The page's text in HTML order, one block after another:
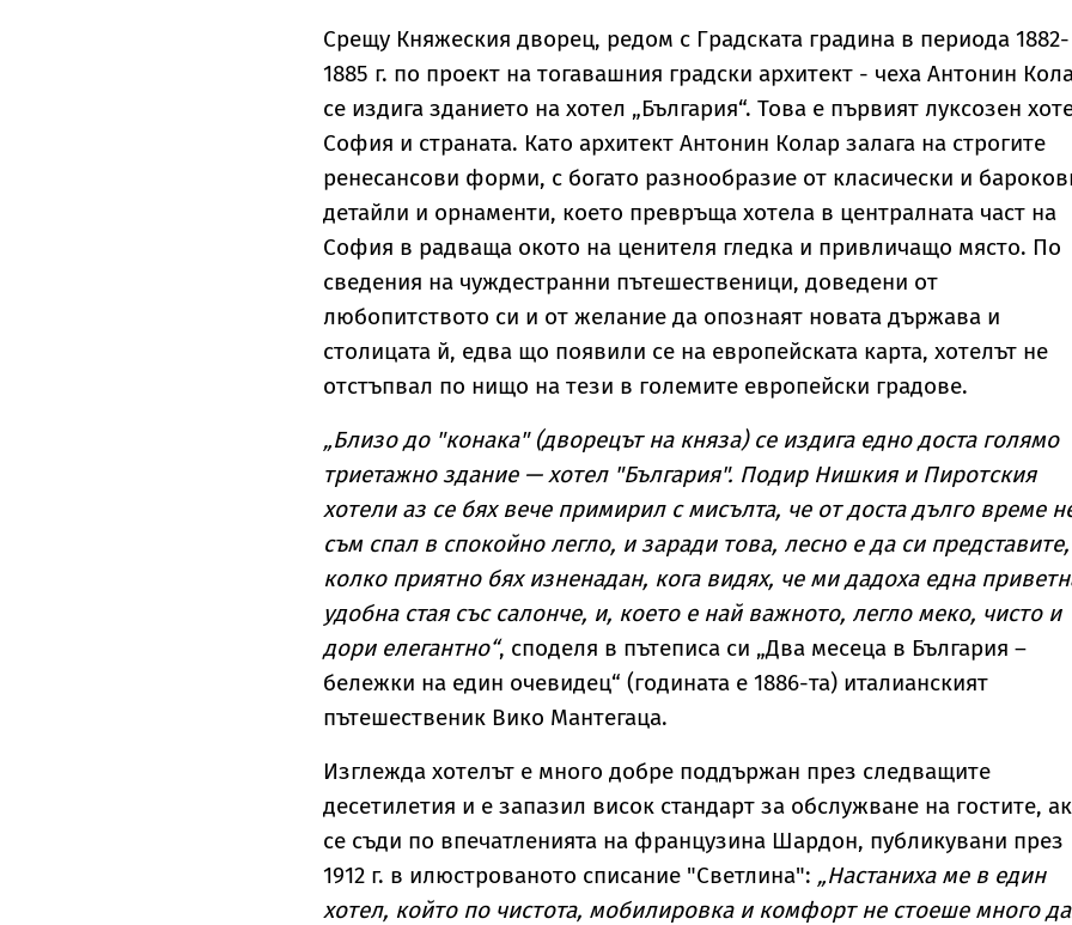
Срещу Княжеския дворец, редом с Градската градина в периода 1882-
1885 г. по проект на тогавашния градски архитект - чеха Антонин
се издига зданието на хотел „България“. Това е първият луксозен
София и страната. Като архитект Антонин Колар залага на строгите
ренесансови форми, с богато разнообразие от класически и
детайли и орнаменти, което превръща хотела в централната част на
София в радваща окото на ценителя гледка и привличащо място. По
сведения на чуждестранни пътешественици, доведени от
любопитството си и от желание да опознаят новата държава и
столицата й, едва що появили се на европейската карта, хотелът не
отстъпвал по нищо на тези в големите европейски градове.
„Близо до "конака" (дворецът на княза) се издига едно доста голямо
триетажно здание — хотел "България". Подир Нишкия и Пиротския
хотели аз се бях вече примирил с мисълта, че от доста дълго време
съм спал в спокойно легло, и заради това, лесно е да си представите,
колко приятно бях изненадан, кога видях, че ми дадоха една
удобна стая със салонче, и, което е най важното, легло меко, чисто и
дори елегантно“, споделя в пътеписа си „Два месеца в България –
бележки на един очевидец“ (годината е 1886-та) италианският
пътешественик Вико Мантегаца.
Изглежда хотелът е много добре поддържан през следващите
десетилетия и е запазил висок стандарт за обслужване на гостите,
се съди по впечатленията на французина Шардон, публикувани през
1912 г. в илюстрованото списание "Светлина": „Настаниха ме в един
хотел, който по чистота, мобилировка и комфорт не стоеше много